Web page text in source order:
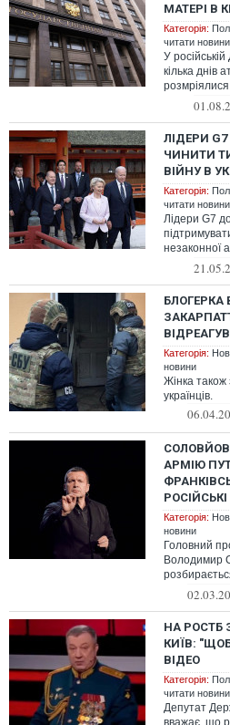
МАТЕРІ В
Категорія:
читати новини
У
кілька днів
української
ЛІДЕРИ
ЧИНИТИ
ВІЙНУ В
Категорія:
читати новини
Лідери G7
незаконної
вони
Категорія:
новини
Жінка також
українців.
СОЛОВЙОВ
АРМІЮ
Категорія:
новини
Головний
Володимир
землі
НА РОСТБ
КИЇВ:
ВІДЕО
Категорія:
читати новини
Депутат
вважає, що